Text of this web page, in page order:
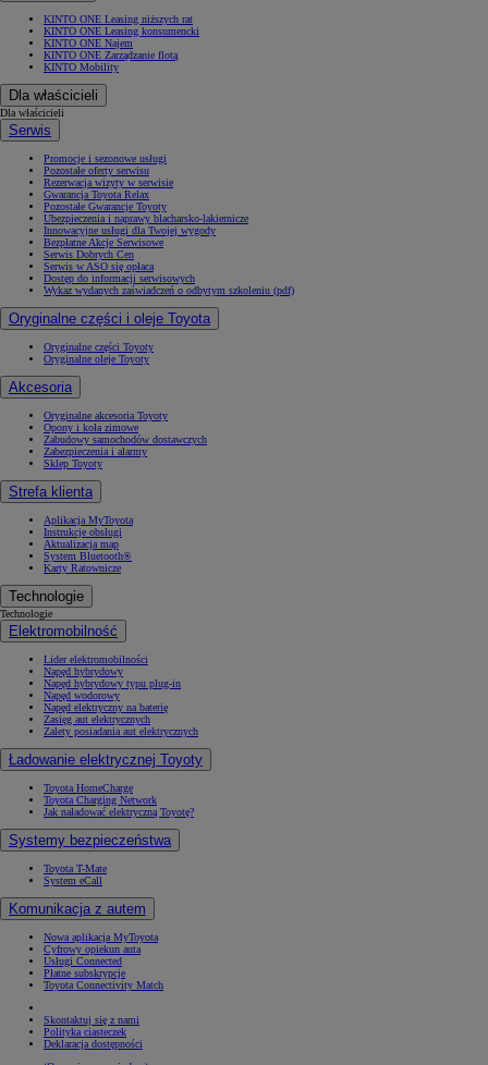
KINTO ONE Leasing niższych rat
KINTO ONE Leasing konsumencki
KINTO ONE Najem
KINTO ONE Zarządzanie flotą
KINTO Mobility
Dla właścicieli
Dla właścicieli
Serwis
Promocje i sezonowe usługi
Pozostałe oferty serwisu
Rezerwacja wizyty w serwisie
Gwarancja Toyota Relax
Pozostałe Gwarancje Toyoty
Ubezpieczenia i naprawy blacharsko-lakiernicze
Innowacyjne usługi dla Twojej wygody
Bezpłatne Akcje Serwisowe
Serwis Dobrych Cen
Serwis w ASO się opłaca
Dostęp do informacji serwisowych
Wykaz wydanych zaświadczeń o odbytym szkoleniu (pdf)
Oryginalne części i oleje Toyota
Oryginalne części Toyoty
Oryginalne oleje Toyoty
Akcesoria
Oryginalne akcesoria Toyoty
Opony i koła zimowe
Zabudowy samochodów dostawczych
Zabezpieczenia i alarmy
Sklep Toyoty
Strefa klienta
Aplikacja MyToyota
Instrukcje obsługi
Aktualizacja map
System Bluetooth®
Karty Ratownicze
Technologie
Technologie
Elektromobilność
Lider elektromobilności
Napęd hybrydowy
Napęd hybrydowy typu plug-in
Napęd wodorowy
Napęd elektryczny na baterię
Zasięg aut elektrycznych
Zalety posiadania aut elektrycznych
Ładowanie elektrycznej Toyoty
Toyota HomeCharge
Toyota Charging Network
Jak naładować elektryczną Toyotę?
Systemy bezpieczeństwa
Toyota T-Mate
System eCall
Komunikacja z autem
Nowa aplikacja MyToyota
Cyfrowy opiekun auta
Usługi Connected
Płatne subskrypcje
Toyota Connectivity Match
Skontaktuj się z nami
Polityka ciasteczek
Deklaracja dostępności